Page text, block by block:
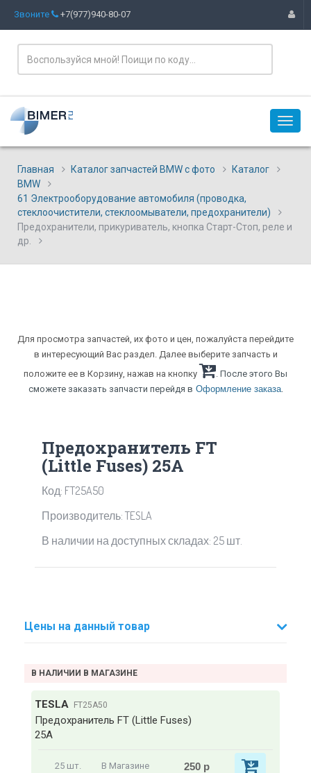
Звоните +7(977)940-80-07
Главная Каталог запчастей BMW с фото
Каталог
BMW
61 Электрооборудование автомобиля (проводка,
стеклоочистители, стеклоомыватели, предохранители)
Предохранители, прикуриватель, кнопка Старт-Стоп, реле и
др.
Для просмотра запчастей, их фото и цен, пожалуйста перейдите
в интересующий Вас раздел. Далее выберите запчасть и
положите ее в Корзину, нажав на кнопку
. После этого Вы
сможете заказать запчасти перейдя в Оформление заказа.
Предохранитель FT
(Little Fuses) 25A
Код: FT25A50
Производитель: TESLA
В наличии на доступных складах: 25 шт.
Цены на данный товар
В НАЛИЧИИ В МАГАЗИНЕ
TESLA FT25A50
Предохранитель FT (Little Fuses)
25A
25 шт. В Магазине 250 р